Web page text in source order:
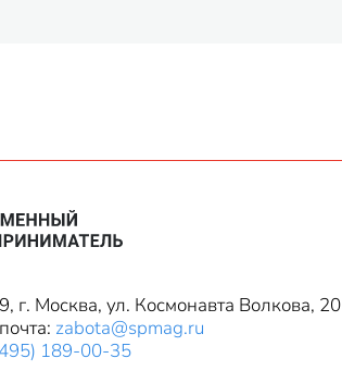
г. Москва, ул. Космонавта Волкова, 20
zabota@spmag.ru
189-00-35